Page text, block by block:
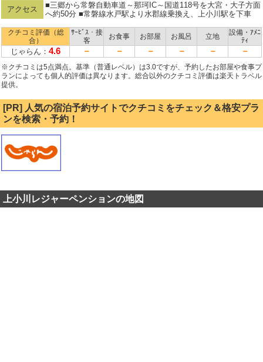
アクセス
■三郷から常磐自動車道～那珂IC～国道118号を大宮・大子方面
へ約50分 ■常磐線水戸駅より水郡線乗換え、上小川駅を下車
クチコミ評価（総
合）
ｻｰﾋﾞｽ・接
客
お食事 お部屋 お風呂 立地
設備・ｱﾒﾆ
ﾃｨ
じゃらん： 4.6 － － － － － －
※クチコミは5点満点。基準（普通レベル）は3.0ですが、予約したお部屋や食事プ
ランによっても個人的評価は異なります。総合以外のクチコミ評価は楽天トラベル
提供。
[PR] 人気の宿泊予約サイトでクチコミをチェック＆格安プラ
ンを検索・予約！
上小川レジャーペンションの地図